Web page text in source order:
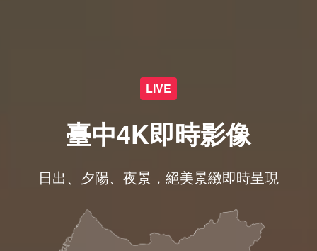
LIVE
臺中4K即時影像
日出、夕陽、夜景，絕美景緻即時呈現